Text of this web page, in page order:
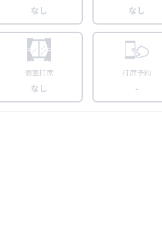
なし なし
個室打席
なし
打席予約
-